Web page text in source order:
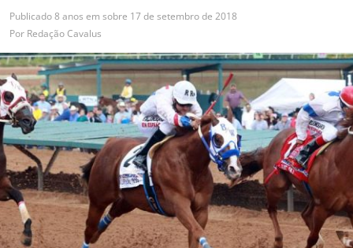
Publicado8 anos em sobre 17 de setembro de 2018
Por Redação Cavalus